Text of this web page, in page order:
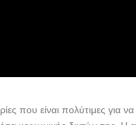
είναι πολύτιμες για να